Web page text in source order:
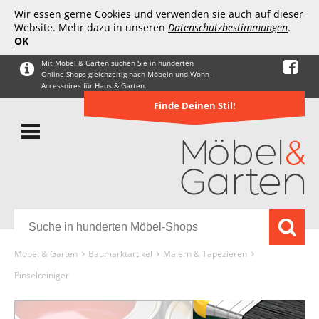
Wir essen gerne Cookies und verwenden sie auch auf dieser
Website. Mehr dazu in unseren Datenschutzbestimmungen.
OK
Mit Möbel & Garten suchen Sie in hunderten
Online-Shops gleichzeitig nach Möbeln und Wohn-
Accessoires für Haus & Garten.
Finde Deinen Stil!
Möbel & Garten Baumarktartikel
Malern & Tapezieren
Pinselreiniger